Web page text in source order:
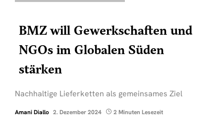
BMZ will Gewerkschaften und
NGOs im Globalen Süden
stärken
Nachhaltige Lieferketten als gemeinsames Ziel
Amani Diallo 2. Dezember 2024 2 Minuten Lesezeit